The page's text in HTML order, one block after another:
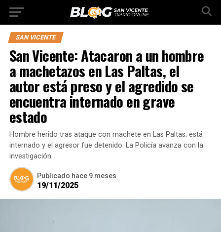
SAN VICENTE
San Vicente: Atacaron a un hombre
a machetazos en Las Paltas, el
autor está preso y el agredido se
encuentra internado en grave
estado
Hombre herido tras ataque con machete en Las Paltas; está
internado y el agresor fue detenido. La Policía avanza con la
investigación.
Publicado hace 9 meses
19/11/2025